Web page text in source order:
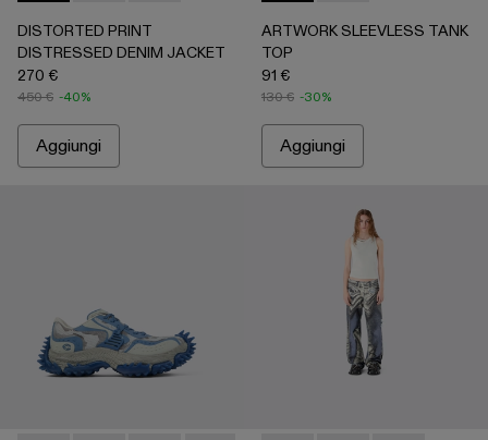
DISTORTED PRINT
DISTRESSED DENIM JACKET
270 €
450 € -40%
Aggiungi
ARTWORK SLEEVLESS TANK
TOP
91 €
130 € -30%
Aggiungi